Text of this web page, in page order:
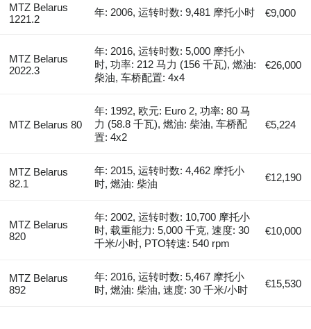
MTZ Belarus
1221.2
年: 2006, 运转时数: 9,481 摩托小时 €9,000
MTZ Belarus
2022.3
年: 2016, 运转时数: 5,000 摩托小
时, 功率: 212 马力 (156 千瓦), 燃油:
柴油, 车桥配置: 4x4
€26,000
MTZ Belarus 80
年: 1992, 欧元: Euro 2, 功率: 80 马
力 (58.8 千瓦), 燃油: 柴油, 车桥配
置: 4x2
€5,224
MTZ Belarus
82.1
年: 2015, 运转时数: 4,462 摩托小
时, 燃油: 柴油
€12,190
MTZ Belarus
820
年: 2002, 运转时数: 10,700 摩托小
时, 载重能力: 5,000 千克, 速度: 30
千米/小时, PTO转速: 540 rpm
€10,000
MTZ Belarus
892
年: 2016, 运转时数: 5,467 摩托小
时, 燃油: 柴油, 速度: 30 千米/小时
€15,530